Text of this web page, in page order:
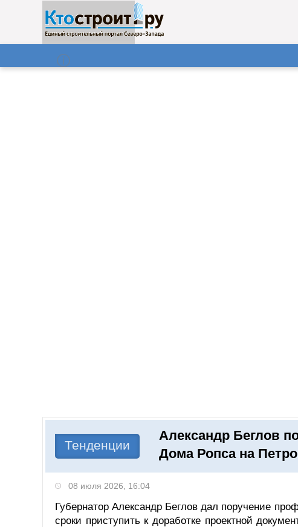
Тенденции
Александр Беглов
Дома Ропса на
08 июля 2026, 16:04
Губернатор Александр Беглов дал поручение
сроки приступить к доработке проектной